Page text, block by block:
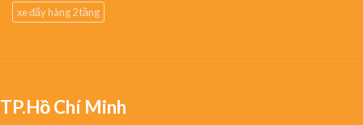
xe đẩy hàng 2 tầng
TP.Hồ Chí Minh